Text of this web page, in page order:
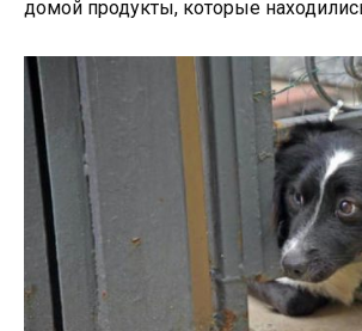
домой продукты, которые